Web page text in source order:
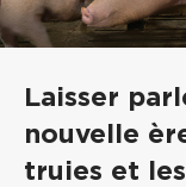
Laisser
nouvelle
truies et